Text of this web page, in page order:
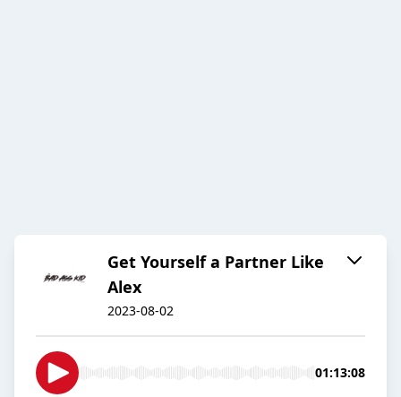
Get Yourself a Partner Like
Alex
2023-08-02
01:13:08